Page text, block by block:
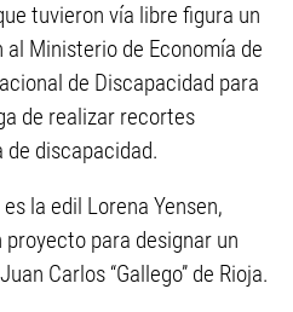
tuvieron vía libre figura un
Ministerio de Economía de
de Discapacidad para
de realizar recortes
de discapacidad.
la edil Lorena Yensen,
para designar un
Carlos “Gallego” de Rioja.